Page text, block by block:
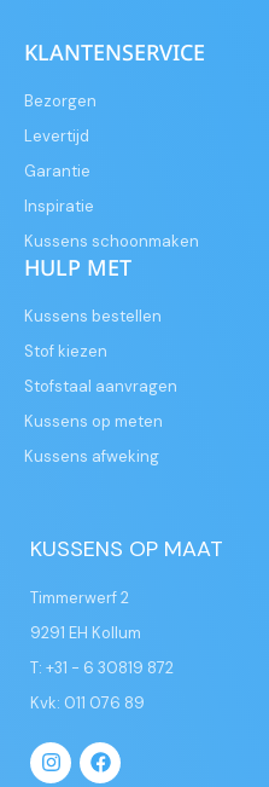
KLANTENSERVICE
Bezorgen
Levertijd
Garantie
Inspiratie
Kussens schoonmaken
HULP MET
Kussens bestellen
Stof kiezen
Stofstaal aanvragen
Kussens op meten
Kussens afweking
KUSSENS OP MAAT
Timmerwerf 2
9291 EH Kollum
T: +31 - 6 30819 872
Kvk: 011 076 89
I
n
F
a